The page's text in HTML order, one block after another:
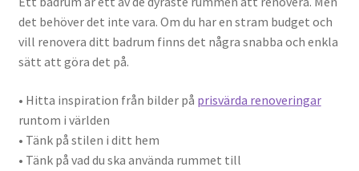
det behöver det inte vara. Om du har en stram budget och
vill renovera ditt badrum finns det några snabba och enkla
sätt att göra det på.
• Hitta inspiration från bilder på prisvärda renoveringar
runtom i världen
• Tänk på stilen i ditt hem
• Tänk på vad du ska använda rummet till